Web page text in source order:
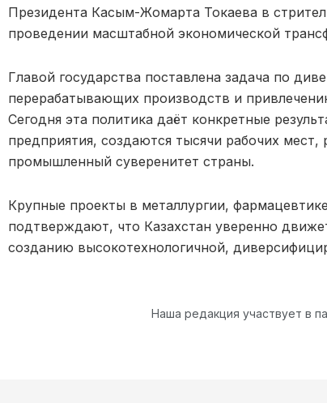
Президента Касым-Жомарта Токаева в
проведении масштабной экономической
Главой государства поставлена задача по
перерабатывающих производств и
Сегодня эта политика даёт конкретные
предприятия, создаются тысячи рабочих мест,
промышленный суверенитет страны.
Крупные проекты в металлургии,
подтверждают, что Казахстан уверенно
созданию высокотехнологичной,
Наша редакция участвует в